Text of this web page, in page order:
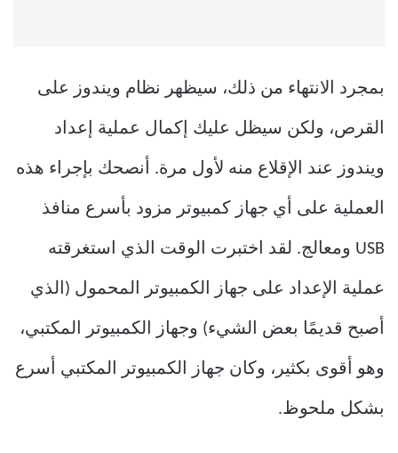
بمجرد الانتهاء من ذلك، سيظهر نظام ويندوز على
القرص، ولكن سيظل عليك إكمال عملية إعداد
ويندوز عند الإقلاع منه لأول مرة. أنصحك بإجراء هذه
العملية على أي جهاز كمبيوتر مزود بأسرع منافذ
USB ومعالج. لقد اختبرت الوقت الذي استغرقته
عملية الإعداد على جهاز الكمبيوتر المحمول (الذي
أصبح قديمًا بعض الشيء) وجهاز الكمبيوتر المكتبي،
وهو أقوى بكثير، وكان جهاز الكمبيوتر المكتبي أسرع
بشكل ملحوظ.